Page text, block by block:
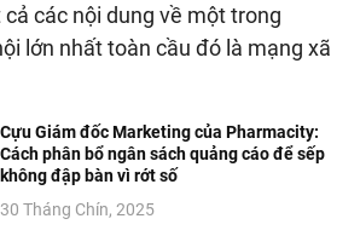
các nội dung về một trong
lớn nhất toàn cầu đó là mạng xã
Cựu Giám đốc Marketing của Pharmacity:
Cách phân bổ ngân sách quảng cáo để sếp
không đập bàn vì rớt số
30 Tháng Chín, 2025